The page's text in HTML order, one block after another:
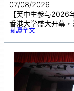
07/08/2026
【芙中生参与
香港大学盛大开幕
閱讀全文:芙
生
参
2
0
2
6
年
亚
洲科